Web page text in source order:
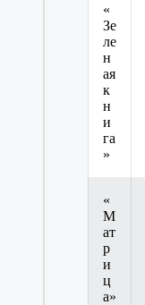
«
Зе
ле
н
ая
к
н
и
га
»
«
М
ат
р
и
ц
а»